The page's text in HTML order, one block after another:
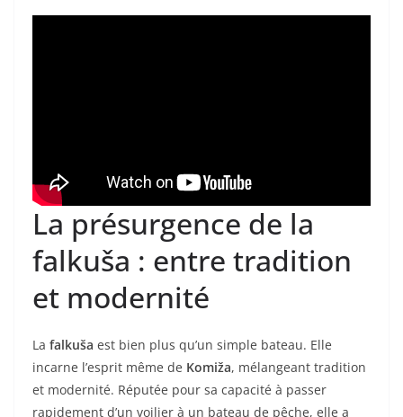
La présurgence de la
falkuša : entre tradition
et modernité
La falkuša est bien plus qu’un simple bateau. Elle
incarne l’esprit même de Komiža, mélangeant tradition
et modernité. Réputée pour sa capacité à passer
rapidement d’un voilier à un bateau de pêche, elle a